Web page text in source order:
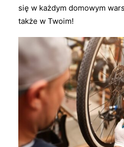
się w każdym domowym
także w Twoim!